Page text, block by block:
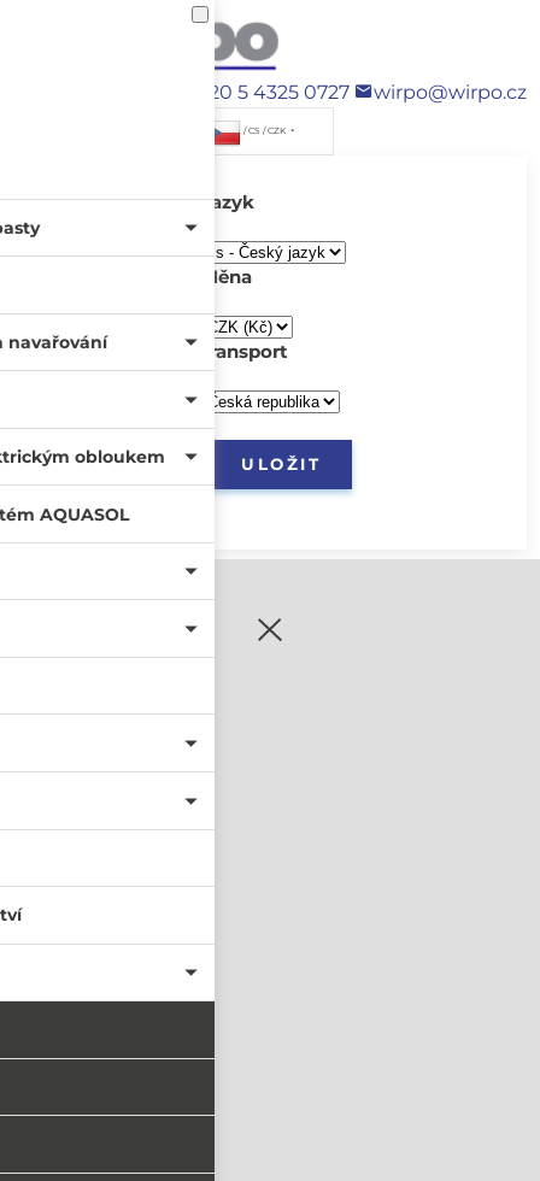
+420 5 4325 0727 wirpo@wirpo.cz
/ CS / CZK
Jazyk
Měna
transport
PŘIHLÁSIT SE
nastavit nové heslo
navařování
obloukem
AQUASOL